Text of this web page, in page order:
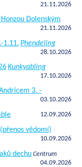
21.11.2026
Dolenským
21.11.2026
1.11. Phendeling
28.10.2026
Kunkyabling
17.10.2026
3. -
03.10.2026
12.09.2026
vědomí)
10.09.2026
dechu Centrum
04.09.2026